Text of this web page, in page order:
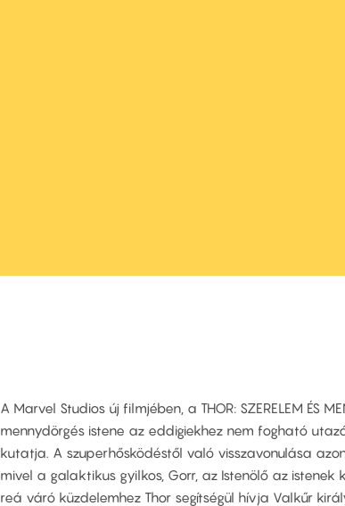
A Marvel Studios új filmjében, a THOR: SZERELEM ÉS
mennydörgés istene az eddigiekhez nem fogható
kutatja. A szuperhősködéstől való visszavonulása
mivel a galaktikus gyilkos, Gorr, az Istenölő az istenek
reá váró küzdelemhez Thor segítségül hívja Valkűr